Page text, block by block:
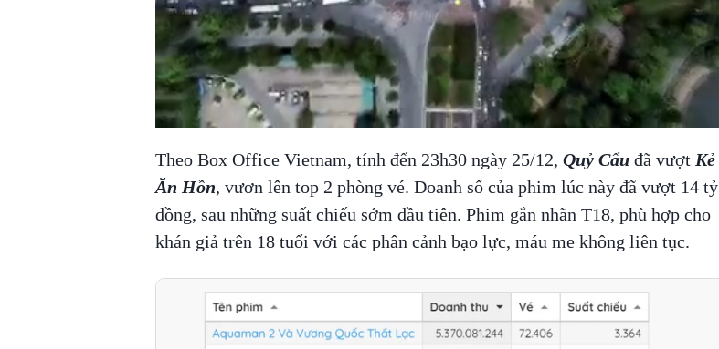
Theo Box Office Vietnam, tính đến 23h30 ngày 25/12, Quỷ Cẩuđã vượt Kẻ
Ăn Hồn, vươn lên top 2 phòng vé. Doanh số của phim lúc này đã vượt 14 tỷ
đồng, sau những suất chiếu sớm đầu tiên. Phim gắn nhãn T18, phù hợp cho
khán giả trên 18 tuổi với các phân cảnh bạo lực, máu me không liên tục.